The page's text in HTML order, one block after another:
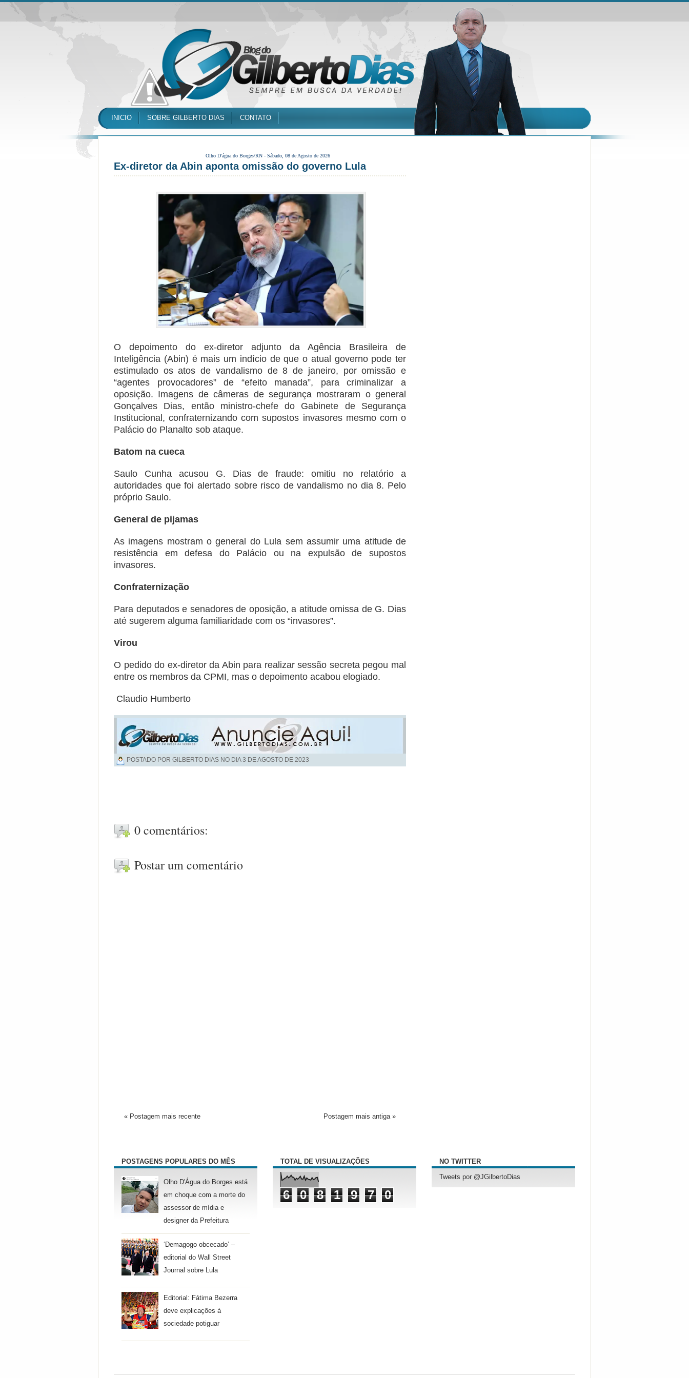
INICIO SOBRE GILBERTO DIAS CONTATO
Olho D'água do Borges/RN - Sábado, 08 de Agosto de 2026
Ex-diretor da Abin aponta omissão do governo Lula
O depoimento do ex-diretor adjunto da Agência Brasileira de
Inteligência (Abin) é mais um indício de que o atual governo pode ter
estimulado os atos de vandalismo de 8 de janeiro, por omissão e
“agentes provocadores” de “efeito manada”, para criminalizar a
oposição. Imagens de câmeras de segurança mostraram o general
Gonçalves Dias, então ministro-chefe do Gabinete de Segurança
Institucional, confraternizando com supostos invasores mesmo com o
Palácio do Planalto sob ataque.
Batom na cueca
Saulo Cunha acusou G. Dias de fraude: omitiu no relatório a
autoridades que foi alertado sobre risco de vandalismo no dia 8. Pelo
próprio Saulo.
General de pijamas
As imagens mostram o general do Lula sem assumir uma atitude de
resistência em defesa do Palácio ou na expulsão de supostos
invasores.
Confraternização
Para deputados e senadores de oposição, a atitude omissa de G. Dias
até sugerem alguma familiaridade com os “invasores”.
Virou
O pedido do ex-diretor da Abin para realizar sessão secreta pegou mal
entre os membros da CPMI, mas o depoimento acabou elogiado.
Claudio Humberto
POSTADO POR GILBERTO DIAS NO DIA3 DE AGOSTO DE 2023
0 comentários:
Postar um comentário
« Postagem mais recente Postagem mais antiga »
POSTAGENS POPULARES DO MÊS
Olho D'Água do Borges está
em choque com a morte do
assessor de mídia e
designer da Prefeitura
‘Demagogo obcecado’ –
editorial do Wall Street
Journal sobre Lula
Editorial: Fátima Bezerra
deve explicações à
sociedade potiguar
TOTAL DE VISUALIZAÇÕES
6 0 8 1 9 7 0
NO TWITTER
Tweets por @JGilbertoDias